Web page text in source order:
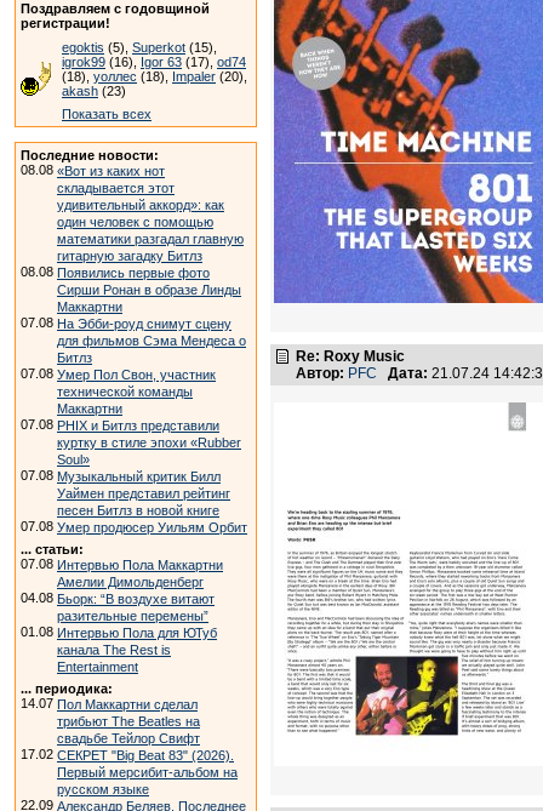
Поздравляем с годовщиной
регистрации!
egoktis (5), Superkot (15),
igrok99 (16), Igor 63 (17), od74
(18), уоллес (18), Impaler (20),
akash (23)
Показать всех
Последние новости:
08.08 «Вот из каких нот
складывается этот
удивительный аккорд»: как
один человек с помощью
математики разгадал главную
гитарную загадку Битлз
08.08 Появились первые фото
Сирши Ронан в образе Линды
Маккартни
07.08 На Эбби-роуд снимут сцену
для фильмов Сэма Мендеса о
Битлз
07.08 Умер Пол Свон, участник
технической команды
Маккартни
07.08 PHIX и Битлз представили
куртку в стиле эпохи «Rubber
Soul»
07.08 Музыкальный критик Билл
Уаймен представил рейтинг
песен Битлз в новой книге
07.08 Умер продюсер Уильям Орбит
... статьи:
07.08 Интервью Пола Маккартни
Амелии Димольденберг
04.08 Бьорк: “В воздухе витают
разительные перемены”
01.08 Интервью Пола для ЮТуб
канала The Rest is
Entertainment
... периодика:
14.07 Пол Маккартни сделал
трибьют The Beatles на
свадьбе Тейлор Свифт
17.02 СЕКРЕТ "Big Beat 83" (2026).
Первый мерсибит-альбом на
русском языке
22.09 Александр Беляев. Последнее
Re: Roxy Music
Автор: PFC Дата: 21.07.24